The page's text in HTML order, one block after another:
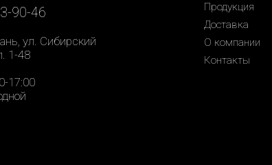
90-46
ул. Сибирский
1-48
17:00
Продукция
Доставка
О компании
Контакты